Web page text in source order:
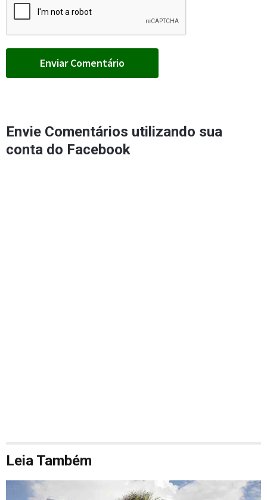
Envie Comentários utilizando sua
conta do Facebook
Leia Também